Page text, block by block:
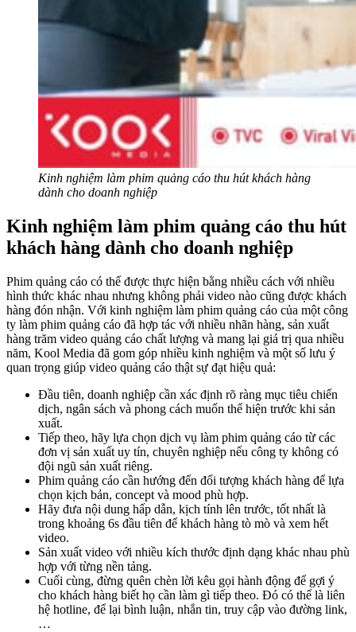
Kinh nghiệm làm phim quảng cáo thu hút khách hàng
dành cho doanh nghiệp
Kinh nghiệm làm phim quảng cáo thu hút
khách hàng dành cho doanh nghiệp
Phim quảng cáo có thể được thực hiện bằng nhiều cách với nhiều
hình thức khác nhau nhưng không phải video nào cũng được khách
hàng đón nhận. Với kinh nghiệm làm phim quảng cáo của một công
ty làm phim quảng cáo đã hợp tác với nhiều nhãn hàng, sản xuất
hàng trăm video quảng cáo chất lượng và mang lại giá trị qua nhiều
năm, Kool Media đã gom góp nhiều kinh nghiệm và một số lưu ý
quan trọng giúp video quảng cáo thật sự đạt hiệu quả:
Đầu tiên, doanh nghiệp cần xác định rõ ràng mục tiêu chiến
dịch, ngân sách và phong cách muốn thể hiện trước khi sản
xuất.
Tiếp theo, hãy lựa chọn dịch vụ làm phim quảng cáo từ các
đơn vị sản xuất uy tín, chuyên nghiệp nếu công ty không có
đội ngũ sản xuất riêng.
Phim quảng cáo cần hướng đến đối tượng khách hàng để lựa
chọn kịch bản, concept và mood phù hợp.
Hãy đưa nội dung hấp dẫn, kịch tính lên trước, tốt nhất là
trong khoảng 6s đầu tiên để khách hàng tò mò và xem hết
video.
Sản xuất video với nhiều kích thước định dạng khác nhau phù
hợp với từng nền tảng.
Cuối cùng, đừng quên chèn lời kêu gọi hành động để gợi ý
cho khách hàng biết họ cần làm gì tiếp theo. Đó có thể là liên
hệ hotline, để lại bình luận, nhắn tin, truy cập vào đường link,
…